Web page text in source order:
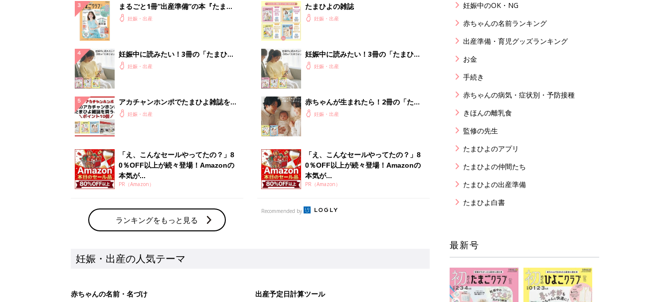
まるごと1冊“出産準備”の本『たまご
クラブ 夏号』〈スペシャル大特集〉
妊娠・出産
妊娠中に読みたい！3冊の「たまひ
よ」妊娠・出産
アカチャンホンポでたまひよ雑誌を買
うとポイント10倍【期間限定】
妊娠・出産
「え、こんなセールやってたの？」8
0％OFF以上が続々登場！Amazonの
本気が...
PR（Amazon）
ランキングをもっと見る
たまひよの雑誌
妊娠・出産
妊娠中に読みたい！3冊の「たまひ
よ」妊娠・出産
赤ちゃんが生まれたら！2冊の「たま
ひよ」
妊娠・出産
「え、こんなセールやってたの？」8
0％OFF以上が続々登場！Amazonの
本気が...
PR（Amazon）
Recommended by
妊娠・出産の人気テーマ
赤ちゃんの名前・名づけ 出産予定日計算ツール
妊娠中のOK・NG
赤ちゃんの名前ランキング
出産準備・育児グッズランキング
お金
手続き
赤ちゃんの病気・症状別・予防接種
きほんの離乳食
監修の先生
たまひよのアプリ
たまひよの仲間たち
たまひよの出産準備
たまひよ白書
最新号